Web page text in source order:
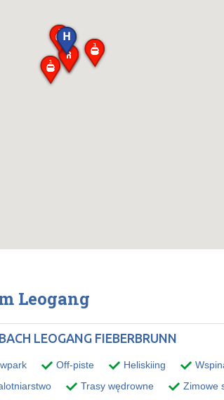
Leogang
LEOGANG FIEBERBRUNN
Off-piste Heliskiing
Trasy wędrowne Zimowe